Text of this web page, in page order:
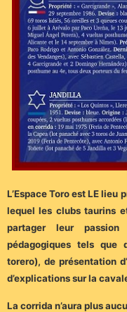
L’Espace Toro est LE
lequel les clubs taurins
partager leur
pédagogiques tels que
torero), de présentation
d’explications sur la
La corrida n’aura plus